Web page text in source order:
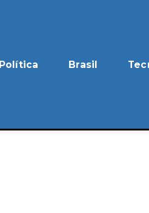
Política Brasil